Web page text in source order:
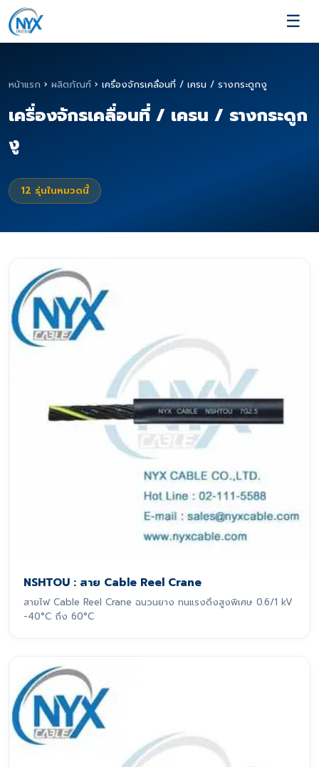
☰
หน้าแรก › ผลิตภัณฑ์ › เครื่องจักรเคลื่อนที่ / เครน / รางกระดูกงู
เครื่องจักรเคลื่อนที่ / เครน / รางกระดูก
งู
12 รุ่นในหมวดนี้
NSHTOU : สาย Cable Reel Crane
สายไฟ Cable Reel Crane ฉนวนยาง ทนแรงดึงสูงพิเศษ 0.6/1 kV
-40°C ถึง 60°C